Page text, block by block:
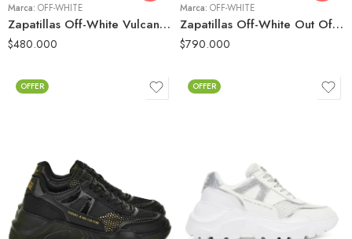
Marca: OFF-WHITE
Zapatillas Off-White Vulcanized Blancas Hombre
$480.000
44
45
Marca: OFF-WHITE
Zapatillas Off-White Out Of Office Blancas Hombre
$790.000
44
OFFER
36
37
38
OFFER
36